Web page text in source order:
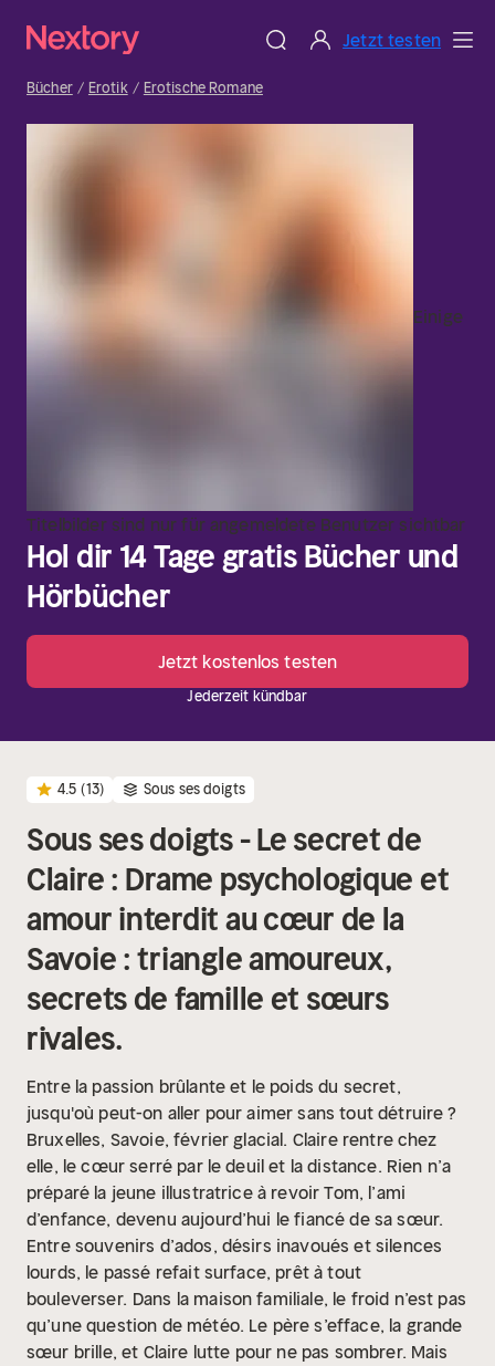
Jetzt testen
Bücher Erotik Erotische Romane
Einige
Titelbilder sind nur für angemeldete Benutzer sichtbar
Hol dir 14 Tage gratis Bücher und
Hörbücher
Jetzt kostenlos testen
Jederzeit kündbar
4.5 (13) Sous ses doigts
Sous ses doigts - Le secret de
Claire : Drame psychologique et
amour interdit au cœur de la
Savoie : triangle amoureux,
secrets de famille et sœurs
rivales.
Entre la passion brûlante et le poids du secret,
jusqu'où peut-on aller pour aimer sans tout détruire ?
Bruxelles, Savoie, février glacial. Claire rentre chez
elle, le cœur serré par le deuil et la distance. Rien n’a
préparé la jeune illustratrice à revoir Tom, l’ami
d’enfance, devenu aujourd’hui le fiancé de sa sœur.
Entre souvenirs d’ados, désirs inavoués et silences
lourds, le passé refait surface, prêt à tout
bouleverser. Dans la maison familiale, le froid n’est pas
qu’une question de météo. Le père s’efface, la grande
sœur brille, et Claire lutte pour ne pas sombrer. Mais